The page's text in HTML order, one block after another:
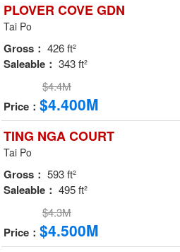
PLOVER COVE GDN
Tai Po
Gross： 426 ft²
Saleable： 343 ft²
$4.4M
Price： $4.400M
TING NGA COURT
Tai Po
Gross： 593 ft²
Saleable： 495 ft²
$4.3M
Price： $4.500M